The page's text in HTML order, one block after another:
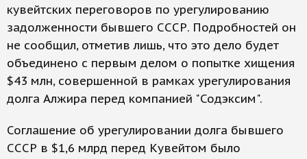
кувейтских переговоров по урегулированию
задолженности бывшего СССР. Подробностей он
не сообщил, отметив лишь, что это дело будет
объединено с первым делом о попытке хищения
$43 млн, совершенной в рамках урегулирования
долга Алжира перед компанией "Содэксим".
Соглашение об урегулировании долга бывшего
СССР в $1,6 млрд перед Кувейтом было